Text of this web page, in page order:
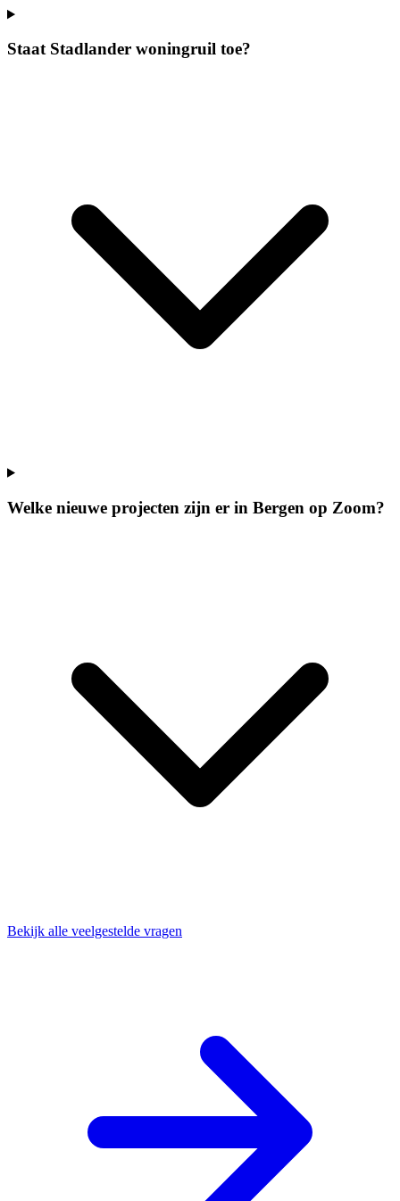
Staat Stadlander woningruil toe?
Welke nieuwe projecten zijn er in Bergen op Zoom?
Bekijk alle veelgestelde vragen